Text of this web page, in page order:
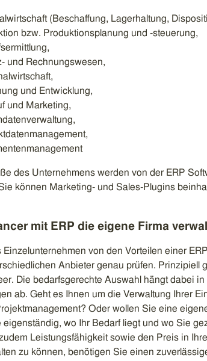
(Beschaffung, Lagerhaltung,
bzw. Produktionsplanung und -steuerung,
und Rechnungswesen,
und Entwicklung,
und Marketing,
des Unternehmens werden von der ERP
können Marketing- und Sales-Plugins
mit ERP die eigene Firma
Einzelunternehmen von den Vorteilen einer
Anbieter genau prüfen. Prinzipiell
Die bedarfsgerechte Auswahl hängt dabei
ab. Geht es Ihnen um die Verwaltung Ihrer
Oder wollen Sie eine
eigenständig, wo Ihr Bedarf liegt und wo Sie
Leistungsfähigkeit sowie den Preis in
zu können, benötigen Sie einen